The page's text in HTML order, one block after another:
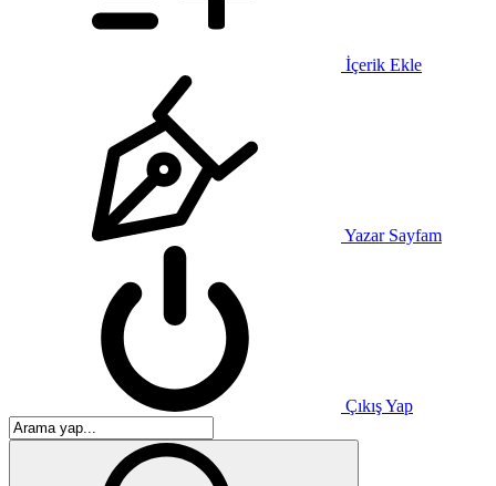
İçerik Ekle
Yazar Sayfam
Çıkış Yap